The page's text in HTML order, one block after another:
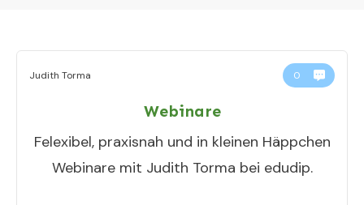
Judith Torma 0
Webinare
Felexibel, praxisnah und in kleinen Häppchen
Webinare mit Judith Torma bei edudip.